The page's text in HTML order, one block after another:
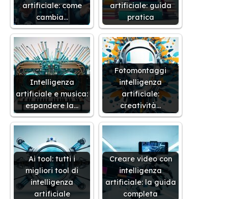
artificiale: come
cambia…
artificiale: guida
pratica
Intelligenza
artificiale e musica:
espandere la…
Fotomontaggi
intelligenza
artificiale:
creatività…
Ai tool: tutti i
migliori tool di
intelligenza
artificiale
Creare video con
intelligenza
artificiale: la guida
completa